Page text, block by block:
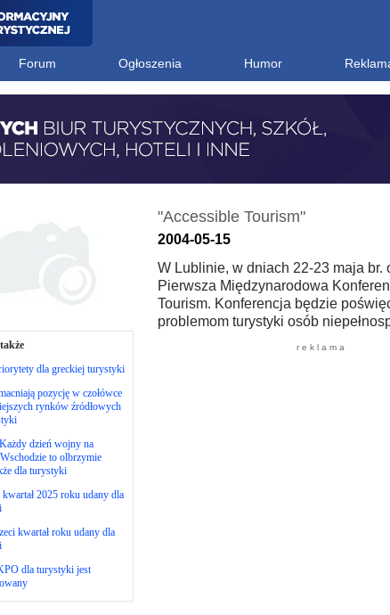
Forum Ogłoszenia Humor
dla greckiej turystyki
pozycję w czołówce
rynków źródłowych
dzień wojny na
to olbrzymie
dla turystyki
2025 roku udany dla
kwartał roku udany dla
dla turystyki jest
"Accessible Tourism"
2004-05-15
W Lublinie, w dniach 22-23 maja br.
Pierwsza Międzynarodowa
Tourism. Konferencja będzie
problemom turystyki osób
r e k l a m a